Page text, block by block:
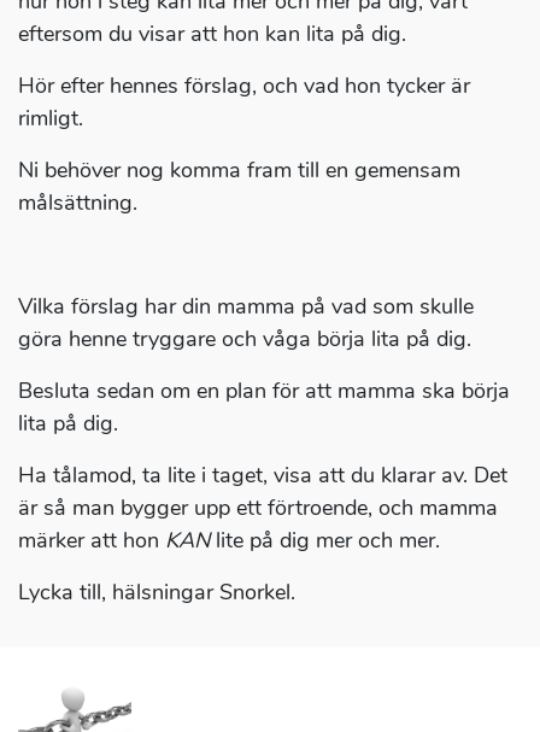
eftersom du visar att hon kan lita på dig.
Hör efter hennes förslag, och vad hon tycker är
rimligt.
Ni behöver nog komma fram till en gemensam
målsättning.
Vilka förslag har din mamma på vad som skulle
göra henne tryggare och våga börja lita på dig.
Besluta sedan om en plan för att mamma ska börja
lita på dig.
Ha tålamod, ta lite i taget, visa att du klarar av. Det
är så man bygger upp ett förtroende, och mamma
märker att hon KANlite på dig mer och mer.
Lycka till, hälsningar Snorkel.